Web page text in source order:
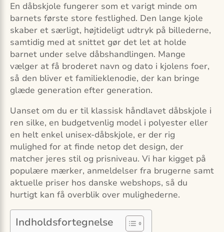
En dåbskjole fungerer som et varigt minde om
barnets første store festlighed. Den lange kjole
skaber et særligt, højtideligt udtryk på billederne,
samtidig med at snittet gør det let at holde
barnet under selve dåbshandlingen. Mange
vælger at få broderet navn og dato i kjolens foer,
så den bliver et familieklenodie, der kan bringe
glæde generation efter generation.
Uanset om du er til klassisk håndlavet dåbskjole i
ren silke, en budgetvenlig model i polyester eller
en helt enkel unisex-dåbskjole, er der rig
mulighed for at finde netop det design, der
matcher jeres stil og prisniveau. Vi har kigget på
populære mærker, anmeldelser fra brugerne samt
aktuelle priser hos danske webshops, så du
hurtigt kan få overblik over mulighederne.
Indholdsfortegnelse